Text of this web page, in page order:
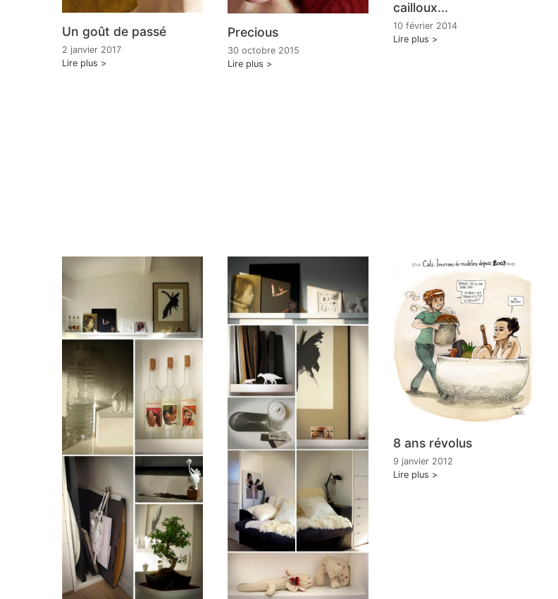
Un goût de passé
2 janvier 2017
Lire plus
Precious
30 octobre 2015
Lire plus
cailloux...
10 février 2014
Lire plus
8 ans révolus
9 janvier 2012
Lire plus